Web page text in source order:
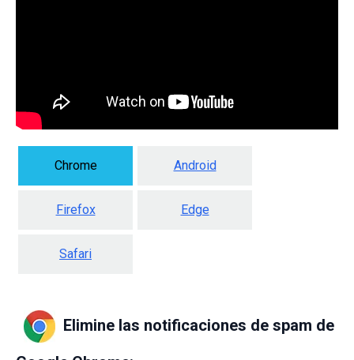
Chrome Android
Firefox Edge
Safari
Elimine las notificaciones de spam de